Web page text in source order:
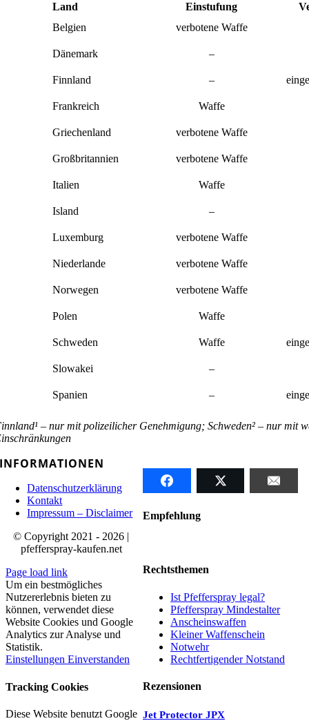
Land Einstufung
Belgien
verbotene Waffe
Dänemark –
Finnland –
Frankreich Waffe
Griechenland verbotene Waffe
Großbritannien verbotene Waffe
Italien Waffe
Island –
Luxemburg verbotene Waffe
Niederlande verbotene Waffe
Norwegen verbotene Waffe
Polen Waffe
Schweden Waffe
Slowakei –
Spanien –
– nur mit polizeilicher Genehmigung; Schweden² – nur mit
Empfehlung
Rechtsthemen
Ist Pfefferspray legal?
Pfefferspray Mindestalter
Anscheinswaffen
Kleiner Waffenschein
Notwehr
Rechtfertigender Notstand
Rezensionen
Jet Protector JPX
INFORMATIONEN
Datenschutzerklärung
Kontakt
Impressum – Disclaimer
© Copyright 2021 - 2026 |
pfefferspray-kaufen.net
Page load link
Um ein bestmögliches
Nutzererlebnis bieten zu
können, verwendet diese
Website Cookies und Google
Analytics zur Analyse und
Statistik.
Einstellungen Einverstanden
Tracking Cookies
Diese Website benutzt Google